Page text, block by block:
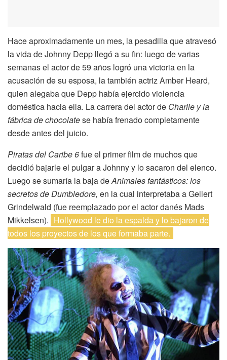
Hace aproximadamente un mes, la pesadilla que atravesó
la vida de Johnny Depp llegó a su fin: luego de varias
semanas el actor de 59 años logró una victoria en la
acusación de su esposa, la también actriz Amber Heard,
quien alegaba que Depp había ejercido violencia
doméstica hacia ella. La carrera del actor de Charlie y la
fábrica de chocolatese había frenado completamente
desde antes del juicio.
Piratas del Caribe 6fue el primer film de muchos que
decidió bajarle el pulgar a Johnny y lo sacaron del elenco.
Luego se sumaría la baja deAnimales fantásticos: los
secretos de Dumbledore, en la cual interpretaba a Gellert
Grindelwald (fue reemplazado por el actor danés Mads
Mikkelsen). Hollywood le dio la espalda y lo bajaron de
todos los proyectos de los que formaba parte.